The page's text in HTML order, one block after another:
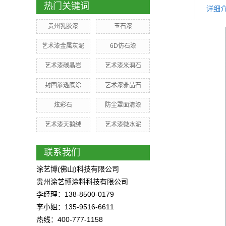
热门关键词
贵州乳胶漆 玉石漆
艺术漆金属灰泥 6D仿石漆
艺术漆碳晶岩 艺术漆米洞石
封固渗透底涂 艺术漆雅晶石
炫彩石 防尘罩面清漆
艺术漆天鹅绒 艺术漆微水泥
联系我们
涂艺博(佛山)科技有限公司
贵州涂艺博涂料科技有限公司
李经理：138-8500-0179
李小姐：135-9516-6611
热线：400-777-1158
详细